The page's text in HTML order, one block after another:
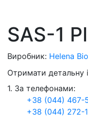
SAS-1
Виробник: Helena
Отримати детальну
1. За телефонами:
+38 (044) 467-
+38 (044) 272-